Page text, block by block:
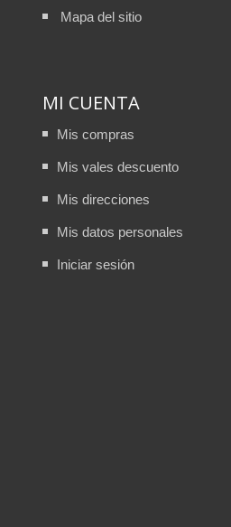
Mapa del sitio
MI CUENTA
Mis compras
Mis vales descuento
Mis direcciones
Mis datos personales
Iniciar sesión